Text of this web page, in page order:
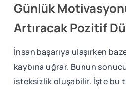
Günlük
Artıracak Pozitif
İnsan başarıya ulaşırken
kaybına uğrar. Bunun
isteksizlik oluşabilir. İşte bu